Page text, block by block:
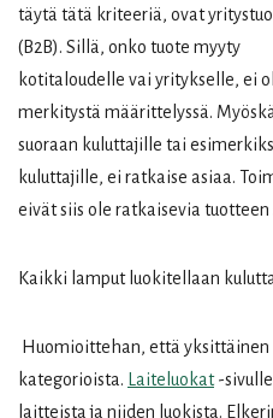
täytä tätä kriteeriä, ovat
(B2B). Sillä, onko tuote myyty
kotitaloudelle vai yritykselle, ei
merkitystä määrittelyssä.
suoraan kuluttajille tai
kuluttajille, ei ratkaise asiaa.
eivät siis ole ratkaisevia
Kaikki lamput luokitellaan
Huomioittehan, että yksittäinen
kategorioista.
Laiteluokat-
laitteista ja niiden luokista.